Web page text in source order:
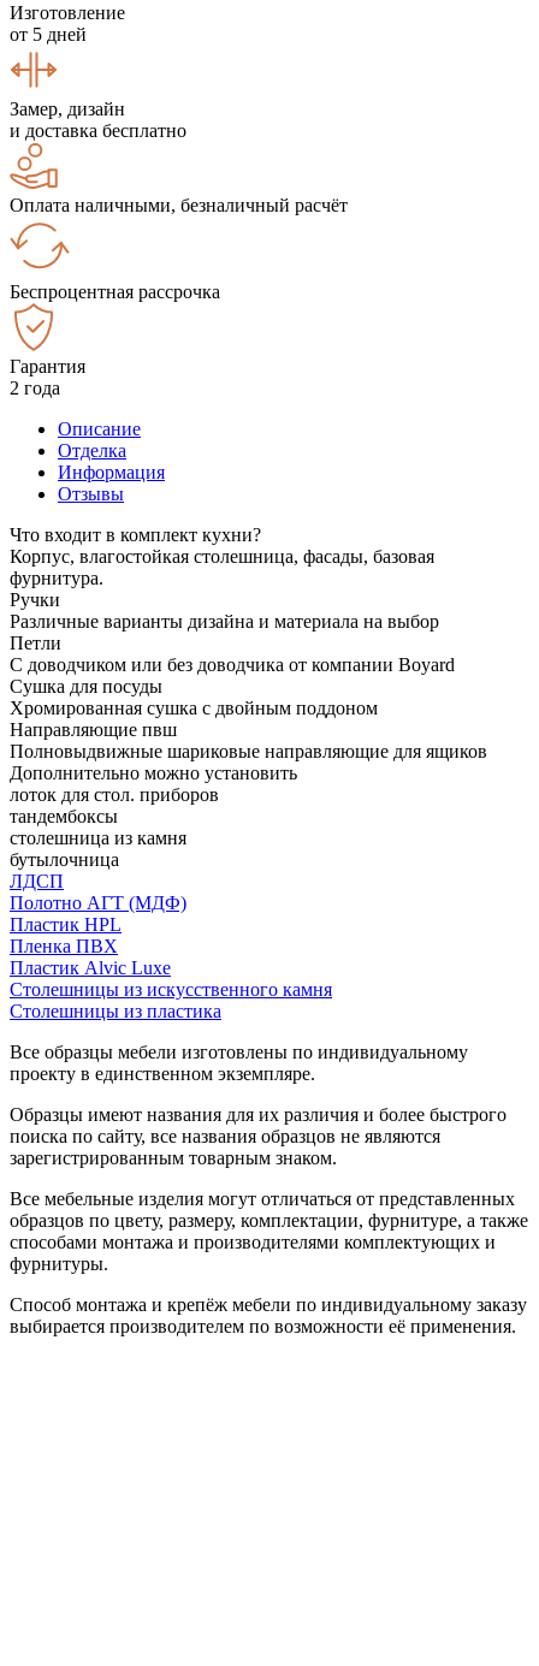
Изготовление
от 5 дней
Замер, дизайн
и доставка бесплатно
Оплата наличными, безналичный расчёт
Беспроцентная рассрочка
Гарантия
2 года
Описание
Отделка
Информация
Отзывы
Что входит в комплект кухни?
Корпус, влагостойкая столешница, фасады, базовая
фурнитура.
Ручки
Различные варианты дизайна и материала на выбор
Петли
С доводчиком или без доводчика от компании Boyard
Сушка для посуды
Хромированная сушка с двойным поддоном
Направляющие пвш
Полновыдвижные шариковые направляющие для ящиков
Дополнительно можно установить
лоток для стол. приборов
тандембоксы
столешница из камня
бутылочница
ЛДСП
Полотно АГТ (МДФ)
Пластик HPL
Пленка ПВХ
Пластик Alvic Luxe
Столешницы из искусственного камня
Столешницы из пластика
Все образцы мебели изготовлены по индивидуальному
проекту в единственном экземпляре.
Образцы имеют названия для их различия и более быстрого
поиска по сайту, все названия образцов не являются
зарегистрированным товарным знаком.
Все мебельные изделия могут отличаться от представленных
образцов по цвету, размеру, комплектации, фурнитуре, а также
способами монтажа и производителями комплектующих и
фурнитуры.
Способ монтажа и крепёж мебели по индивидуальному заказу
выбирается производителем по возможности её применения.